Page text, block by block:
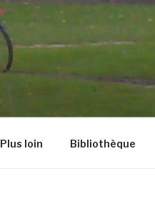
Plus loin Bibliothèque